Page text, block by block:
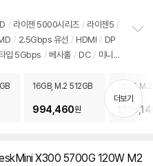
/ 라이젠 5000시리즈 / 라이젠5 /
/ 2.5Gbps 유선 / HDMI / DP
입 5Gbps / 베사홀 / DC / 미니P
치
기
16GB, M.2 512GB
994,460원
16GB,
더보기
X300 5700G 120W M2